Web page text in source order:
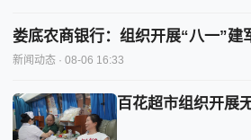
娄底农商银行：组织开展“八一”建
新闻动态 · 08-06 16:33
百花超市组织开展